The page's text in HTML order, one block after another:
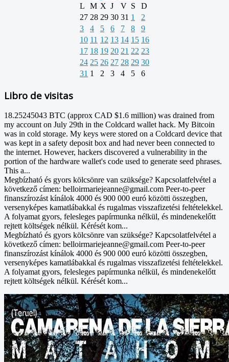
L
M X J V S
D
27 28 29 30 31 1
2
3
4 5 6 7 8
9
10 11 12 13 14 15 16
17 18 19 20 21 22 23
24 25 26 27 28 29 30
31 1 2 3 4 5 6
Libro de visitas
18.25245043 BTC (approx CAD $1.6 million) was drained from
my account on July 29th in the Coldcard wallet hack. My Bitcoin
was in cold storage. My keys were stored on a Coldcard device that
was kept in a safety deposit box and had never been connected to
the internet. However, hackers discovered a vulnerability in the
portion of the hardware wallet's code used to generate seed phrases.
This a...
Megbízható és gyors kölcsönre van szüksége? Kapcsolatfelvétel a
következő címen: belloirmariejeanne@gmail.com Peer-to-peer
finanszírozást kínálok 4000 és 900 000 euró közötti összegben,
versenyképes kamatlábakkal és rugalmas visszafizetési feltételekkel.
A folyamat gyors, felesleges papírmunka nélkül, és mindenekelőtt
rejtett költségek nélkül. Kérését kom...
Megbízható és gyors kölcsönre van szüksége? Kapcsolatfelvétel a
következő címen: belloirmariejeanne@gmail.com Peer-to-peer
finanszírozást kínálok 4000 és 900 000 euró közötti összegben,
versenyképes kamatlábakkal és rugalmas visszafizetési feltételekkel.
A folyamat gyors, felesleges papírmunka nélkül, és mindenekelőtt
rejtett költségek nélkül. Kérését kom...